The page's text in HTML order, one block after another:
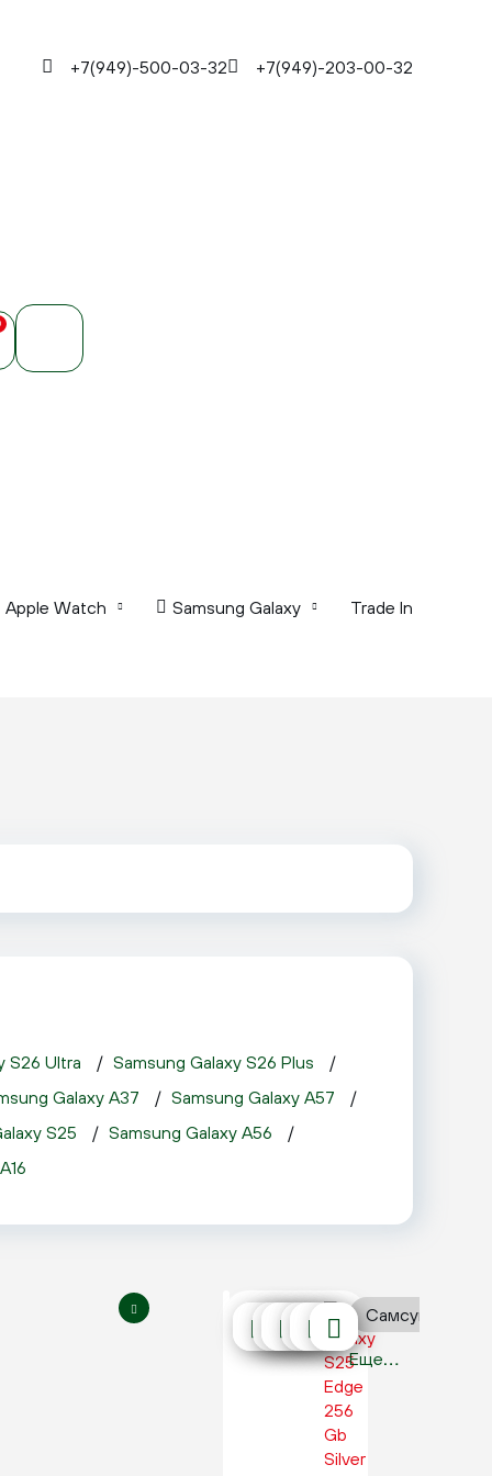
+7(949)-500-03-32
+7(949)-203-00-32
Apple Watch Samsung Galaxy Trade In
S26 Ultra / Samsung Galaxy S26 Plus
/
Galaxy A37 / Samsung Galaxy A57
/
S25 / Samsung Galaxy A56
/
Самсунг
Еще